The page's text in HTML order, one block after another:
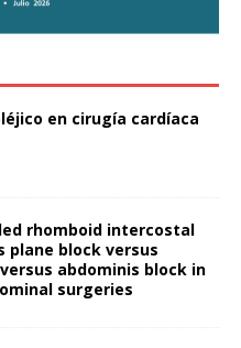
en cirugía cardíaca
rhomboid intercostal
plane block versus
abdominis block in
surgeries